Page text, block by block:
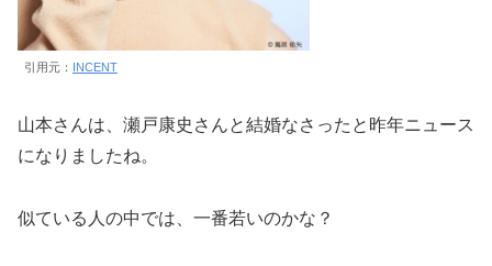
引用元： INCENT
山本さんは、瀬戸康史さんと結婚なさったと昨年ニュース
になりましたね。
似ている人の中では、一番若いのかな？